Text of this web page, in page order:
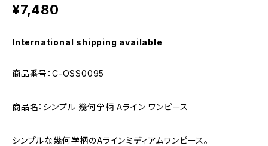
¥7,480
International shipping available
商品番号：C-OSS0095
商品名：シンプル 幾何学柄 Aライン ワンピース
シンプルな幾何学柄のAラインミディアムワンピース。